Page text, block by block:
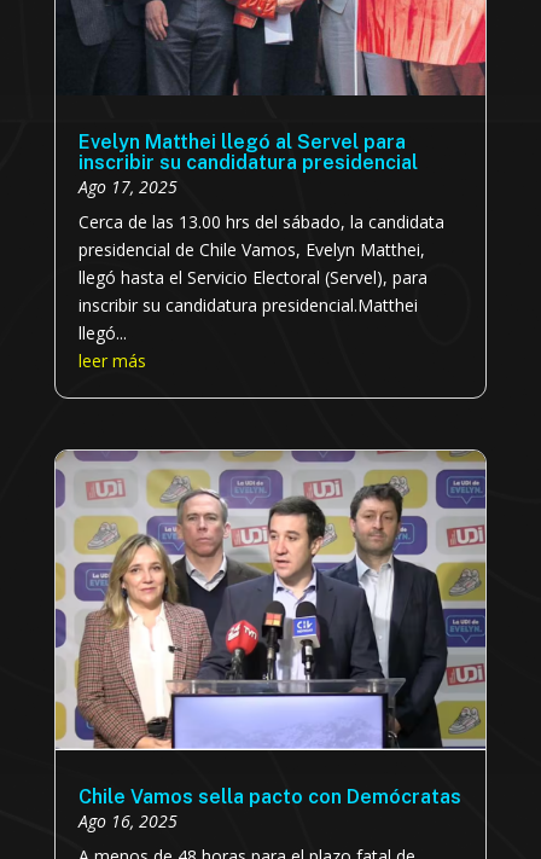
Evelyn Matthei llegó al Servel para
inscribir su candidatura presidencial
Ago 17, 2025
Cerca de las 13.00 hrs del sábado, la candidata
presidencial de Chile Vamos, Evelyn Matthei,
llegó hasta el Servicio Electoral (Servel), para
inscribir su candidatura presidencial.Matthei
llegó...
leer más
Chile Vamos sella pacto con Demócratas
Ago 16, 2025